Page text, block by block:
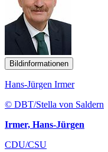
Bildinformationen
Hans-Jürgen Irmer
© DBT/Stella von Saldern
Irmer, Hans-Jürgen
CDU/CSU